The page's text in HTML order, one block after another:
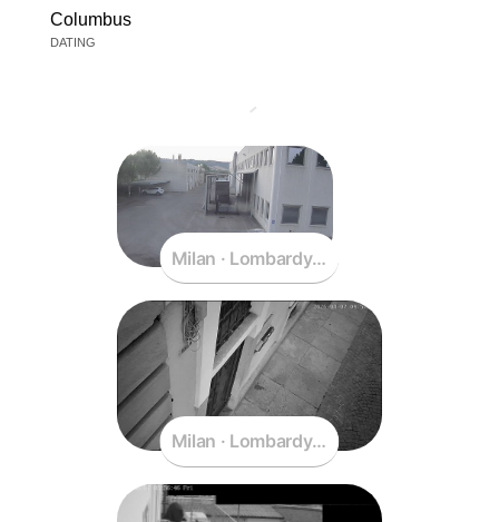
Columbus
DATING
Milan · Lombardy · Italy
Milan · Lombardy · Italy